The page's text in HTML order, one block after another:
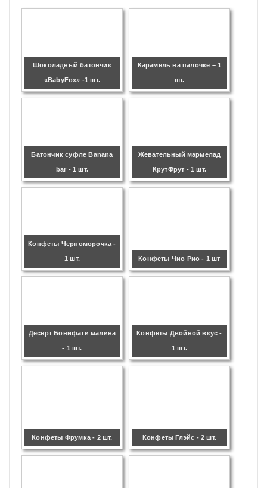
Шоколадный батончик
«BabyFox» -1 шт.
Карамель на палочке – 1
шт.
Батончик суфле Banana
bar - 1 шт.
Жевательный мармелад
КрутФрут - 1 шт.
Конфеты Черноморочка -
1 шт. Конфеты Чио Рио - 1 шт
Десерт Бонифати малина
- 1 шт.
Конфеты Двойной вкус -
1 шт.
Конфеты Фрумка - 2 шт. Конфеты Глэйс - 2 шт.